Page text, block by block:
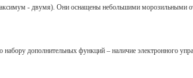
- двумя). Они оснащены небольшими морозильными
набору дополнительных функций – наличие электронного